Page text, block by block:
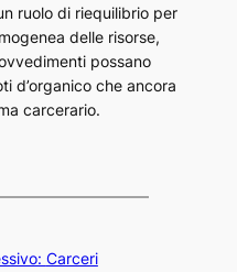
ruolo di riequilibrio per
delle risorse,
possano
d’organico che ancora
carcerario.
Carceri